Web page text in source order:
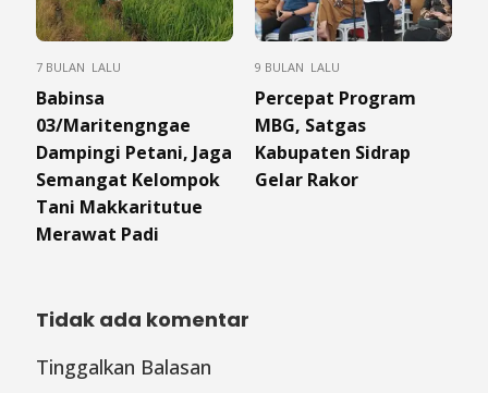
7 BULAN LALU
Babinsa
03/Maritengngae
Dampingi Petani, Jaga
Semangat Kelompok
Tani Makkaritutue
Merawat Padi
9 BULAN LALU
Percepat Program
MBG, Satgas
Kabupaten Sidrap
Gelar Rakor
Tidak ada komentar
Tinggalkan Balasan